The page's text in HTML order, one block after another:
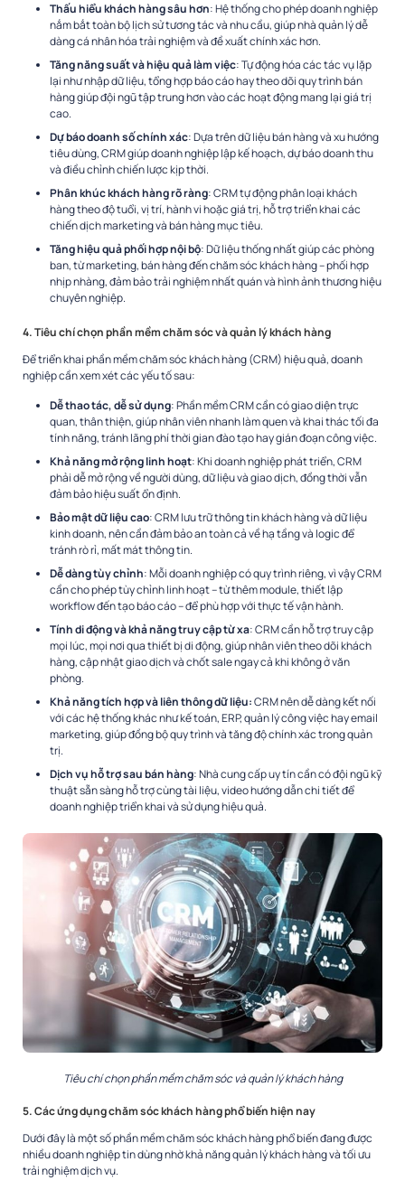
Thấu hiểu khách hàng sâu hơn: Hệ thống cho phép doanh nghiệp
nắm bắt toàn bộ lịch sử tương tác và nhu cầu, giúp nhà quản lý dễ
dàng cá nhân hóa trải nghiệm và đề xuất chính xác hơn.
Tăng năng suất và hiệu quả làm việc: Tự động hóa các tác vụ lặp
lại như nhập dữ liệu, tổng hợp báo cáo hay theo dõi quy trình bán
hàng giúp đội ngũ tập trung hơn vào các hoạt động mang lại giá trị
cao.
Dự báo doanh số chính xác: Dựa trên dữ liệu bán hàng và xu hướng
tiêu dùng, CRM giúp doanh nghiệp lập kế hoạch, dự báo doanh thu
và điều chỉnh chiến lược kịp thời.
Phân khúc khách hàng rõ ràng: CRM tự động phân loại khách
hàng theo độ tuổi, vị trí, hành vi hoặc giá trị, hỗ trợ triển khai các
chiến dịch marketing và bán hàng mục tiêu.
Tăng hiệu quả phối hợp nội bộ: Dữ liệu thống nhất giúp các phòng
ban, từ marketing, bán hàng đến chăm sóc khách hàng – phối hợp
nhịp nhàng, đảm bảo trải nghiệm nhất quán và hình ảnh thương hiệu
chuyên nghiệp.
4. Tiêu chí chọn phần mềm chăm sóc và quản lý khách hàng
Để triển khai phần mềm chăm sóc khách hàng (CRM) hiệu quả, doanh
nghiệp cần xem xét các yếu tố sau:
Dễ thao tác, dễ sử dụng: Phần mềm CRM cần có giao diện trực
quan, thân thiện, giúp nhân viên nhanh làm quen và khai thác tối đa
tính năng, tránh lãng phí thời gian đào tạo hay gián đoạn công việc.
Khả năng mở rộng linh hoạt: Khi doanh nghiệp phát triển, CRM
phải dễ mở rộng về người dùng, dữ liệu và giao dịch, đồng thời vẫn
đảm bảo hiệu suất ổn định.
Bảo mật dữ liệu cao: CRM lưu trữ thông tin khách hàng và dữ liệu
kinh doanh, nên cần đảm bảo an toàn cả về hạ tầng và logic để
tránh rò rỉ, mất mát thông tin.
Dễ dàng tùy chỉnh: Mỗi doanh nghiệp có quy trình riêng, vì vậy CRM
cần cho phép tùy chỉnh linh hoạt – từ thêm module, thiết lập
workflow đến tạo báo cáo – để phù hợp với thực tế vận hành.
Tính di động và khả năng truy cập từ xa: CRM cần hỗ trợ truy cập
mọi lúc, mọi nơi qua thiết bị di động, giúp nhân viên theo dõi khách
hàng, cập nhật giao dịch và chốt sale ngay cả khi không ở văn
phòng.
Khả năng tích hợp và liên thông dữ liệu:CRM nên dễ dàng kết nối
với các hệ thống khác như kế toán, ERP, quản lý công việc hay email
marketing, giúp đồng bộ quy trình và tăng độ chính xác trong quản
trị.
Dịch vụ hỗ trợ sau bán hàng: Nhà cung cấp uy tín cần có đội ngũ kỹ
thuật sẵn sàng hỗ trợ cùng tài liệu, video hướng dẫn chi tiết để
doanh nghiệp triển khai và sử dụng hiệu quả.
Tiêu chí chọn phần mềm chăm sóc và quản lý khách hàng
5. Các ứng dụng chăm sóc khách hàng phổ biến hiện nay
Dưới đây là một số phần mềm chăm sóc khách hàng phổ biến đang được
nhiều doanh nghiệp tin dùng nhờ khả năng quản lý khách hàng và tối ưu
trải nghiệm dịch vụ.